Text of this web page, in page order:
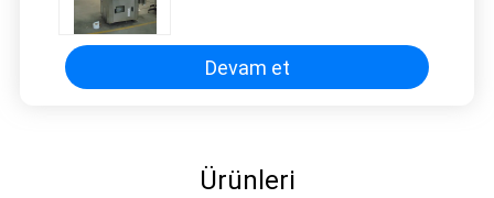
Devam et
Ürünleri